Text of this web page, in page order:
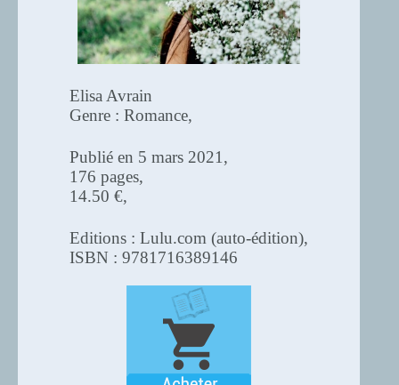
Elisa Avrain
Genre : Romance,
Publié en 5 mars 2021,
176 pages,
14.50 €,
Editions : Lulu.com (auto-édition),
ISBN : 9781716389146